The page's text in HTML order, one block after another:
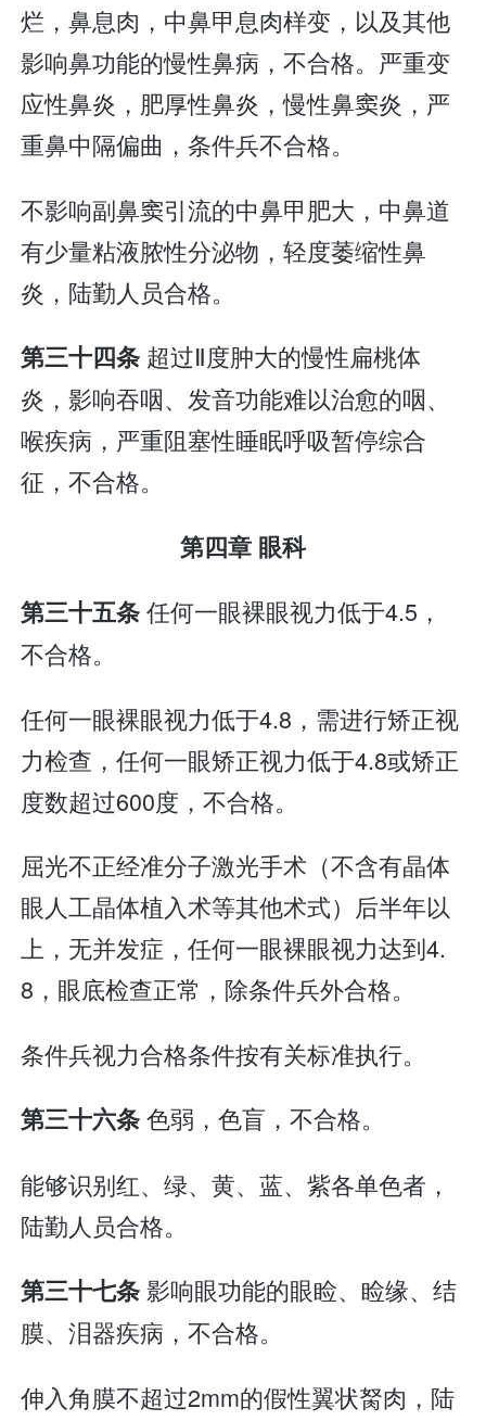
烂，鼻息肉，中鼻甲息肉样变，以及其他
影响鼻功能的慢性鼻病，不合格。严重变
应性鼻炎，肥厚性鼻炎，慢性鼻窦炎，严
重鼻中隔偏曲，条件兵不合格。
不影响副鼻窦引流的中鼻甲肥大，中鼻道
有少量粘液脓性分泌物，轻度萎缩性鼻
炎，陆勤人员合格。
第三十四条 超过Ⅱ度肿大的慢性扁桃体
炎，影响吞咽、发音功能难以治愈的咽、
喉疾病，严重阻塞性睡眠呼吸暂停综合
征，不合格。
第四章 眼科
第三十五条任何一眼裸眼视力低于4.5，
不合格。
任何一眼裸眼视力低于4.8，需进行矫正视
力检查，任何一眼矫正视力低于4.8或矫正
度数超过600度，不合格。
屈光不正经准分子激光手术（不含有晶体
眼人工晶体植入术等其他术式）后半年以
上，无并发症，任何一眼裸眼视力达到4.
8，眼底检查正常，除条件兵外合格。
条件兵视力合格条件按有关标准执行。
第三十六条色弱，色盲，不合格。
能够识别红、绿、黄、蓝、紫各单色者，
陆勤人员合格。
第三十七条影响眼功能的眼睑、睑缘、结
膜、泪器疾病，不合格。
伸入角膜不超过2mm的假性翼状胬肉，陆